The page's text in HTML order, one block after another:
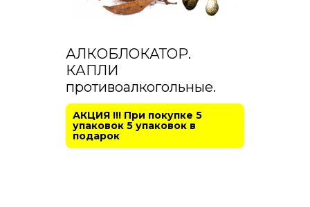
АЛКОБЛОКАТОР.
КАПЛИ
противоалкогольные.
АКЦИЯ !!! При покупке 5
упаковок 5 упаковок в
подарок